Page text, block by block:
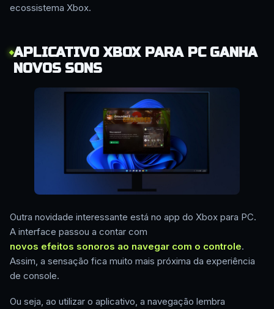
ecossistema Xbox.
APLICATIVO XBOX PARA PC GANHA
NOVOS SONS
Outra novidade interessante está no app do Xbox para PC.
A interface passou a contar com
novos efeitos sonoros ao navegar com o controle.
Assim, a sensação fica muito mais próxima da experiência
de console.
Ou seja, ao utilizar o aplicativo, a navegação lembra